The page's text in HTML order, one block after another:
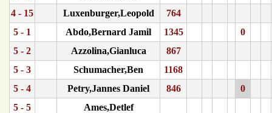
4 - 15
Luxenburger,Leopold
764
5 - 1
Abdo,Bernard Jamil 1345
0
5 - 2
Azzolina,Gianluca
867
5 - 3
Schumacher,Ben
1168
5 - 4
Petry,Jannes Daniel 846
0
5 - 5
Ames,Detlef